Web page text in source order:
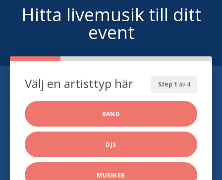
Hitta livemusik till ditt
event
Step 1 av 4
Välj en artisttyp här
BAND
DJS
MUSIKER